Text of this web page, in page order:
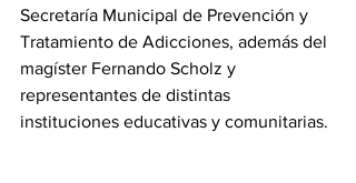
Secretaría Municipal de Prevención y
Tratamiento de Adicciones, además del
magíster Fernando Scholz y
representantes de distintas
instituciones educativas y comunitarias.